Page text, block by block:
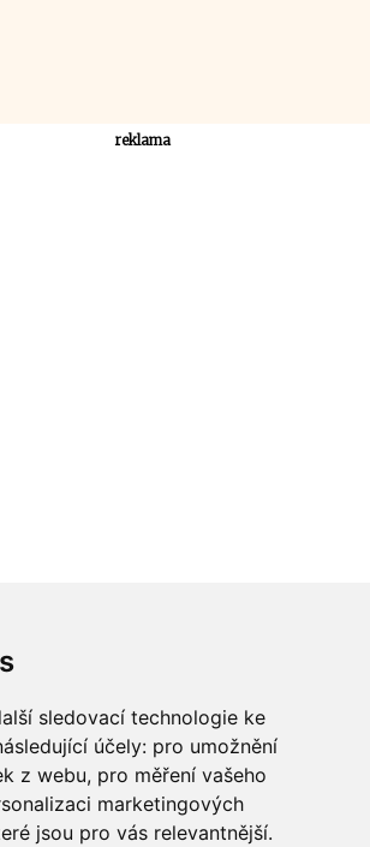
sledovací technologie ke
účely: pro umožnění
z webu, pro měření vašeho
marketingových
jsou pro vás relevantnější.
reklama